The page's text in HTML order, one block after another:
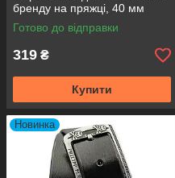
бренду на пряжці, 40 мм
Готово до відправки
319 ₴
Купити
Новинка